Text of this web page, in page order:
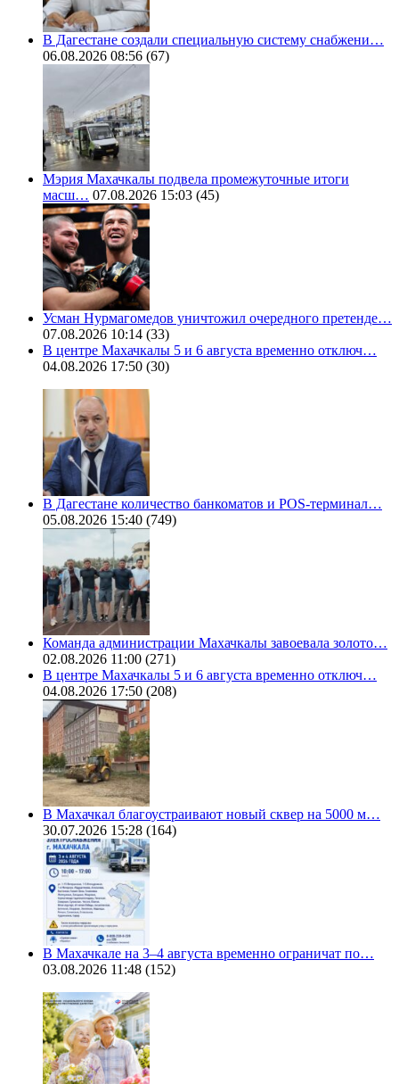
В Дагестане создали специальную систему снабжени…
06.08.2026 08:56 (67)
Мэрия Махачкалы подвела промежуточные итоги
масш… 07.08.2026 15:03 (45)
Усман Нурмагомедов уничтожил очередного претенде…
07.08.2026 10:14 (33)
В центре Махачкалы 5 и 6 августа временно отключ…
04.08.2026 17:50 (30)
В Дагестане количество банкоматов и POS-терминал…
05.08.2026 15:40 (749)
Команда администрации Махачкалы завоевала золото…
02.08.2026 11:00 (271)
В центре Махачкалы 5 и 6 августа временно отключ…
04.08.2026 17:50 (208)
В Махачкал благоустраивают новый сквер на 5000 м…
30.07.2026 15:28 (164)
В Махачкале на 3–4 августа временно ограничат по…
03.08.2026 11:48 (152)